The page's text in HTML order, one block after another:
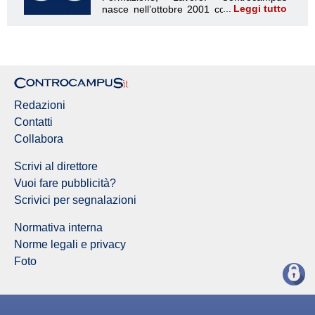
Leggi tutto
Redazioni
Contatti
Collabora
Scrivi al direttore
Vuoi fare pubblicità?
Scrivici per segnalazioni
Normativa interna
Norme legali e privacy
Foto